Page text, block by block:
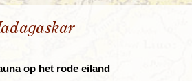
op het rode eiland